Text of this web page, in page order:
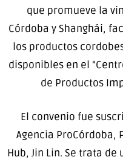
que promueve la
Córdoba y Shanghái,
los productos
disponibles en el
de Productos
El convenio fue
Agencia ProCórdoba,
Hub, Jin Lin. Se trata